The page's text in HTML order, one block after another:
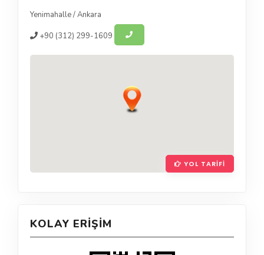
Yenimahalle/Ankara
+90 (312) 299-1609
YOL TARIFI
KOLAY ERIŞIM